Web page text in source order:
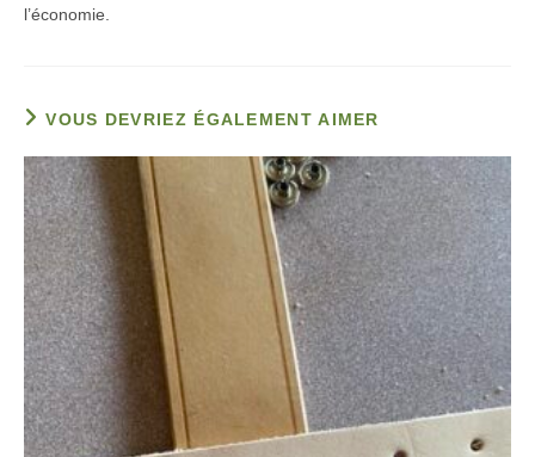
l’économie.
VOUS DEVRIEZ ÉGALEMENT AIMER